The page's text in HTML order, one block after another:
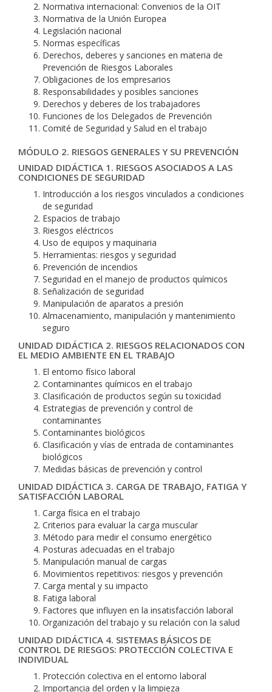
Normativa internacional: Convenios de la OIT
Normativa de la Unión Europea
Legislación nacional
Normas específicas
Derechos, deberes y sanciones en materia de
Prevención de Riesgos Laborales
Obligaciones de los empresarios
Responsabilidades y posibles sanciones
Derechos y deberes de los trabajadores
Funciones de los Delegados de Prevención
Comité de Seguridad y Salud en el trabajo
MÓDULO 2. RIESGOS GENERALES Y SU PREVENCIÓN
UNIDAD DIDÁCTICA 1. RIESGOS ASOCIADOS A LAS
CONDICIONES DE SEGURIDAD
Introducción a los riesgos vinculados a condiciones
de seguridad
Espacios de trabajo
Riesgos eléctricos
Uso de equipos y maquinaria
Herramientas: riesgos y seguridad
Prevención de incendios
Seguridad en el manejo de productos químicos
Señalización de seguridad
Manipulación de aparatos a presión
Almacenamiento, manipulación y mantenimiento
seguro
UNIDAD DIDÁCTICA 2. RIESGOS RELACIONADOS CON
EL MEDIO AMBIENTE EN EL TRABAJO
El entorno físico laboral
Contaminantes químicos en el trabajo
Clasificación de productos según su toxicidad
Estrategias de prevención y control de
contaminantes
Contaminantes biológicos
Clasificación y vías de entrada de contaminantes
biológicos
Medidas básicas de prevención y control
UNIDAD DIDÁCTICA 3. CARGA DE TRABAJO, FATIGA Y
SATISFACCIÓN LABORAL
Carga física en el trabajo
Criterios para evaluar la carga muscular
Método para medir el consumo energético
Posturas adecuadas en el trabajo
Manipulación manual de cargas
Movimientos repetitivos: riesgos y prevención
Carga mental y su impacto
Fatiga laboral
Factores que influyen en la insatisfacción laboral
Organización del trabajo y su relación con la salud
UNIDAD DIDÁCTICA 4. SISTEMAS BÁSICOS DE
CONTROL DE RIESGOS: PROTECCIÓN COLECTIVA E
INDIVIDUAL
Protección colectiva en el entorno laboral
Importancia del orden y la limpieza